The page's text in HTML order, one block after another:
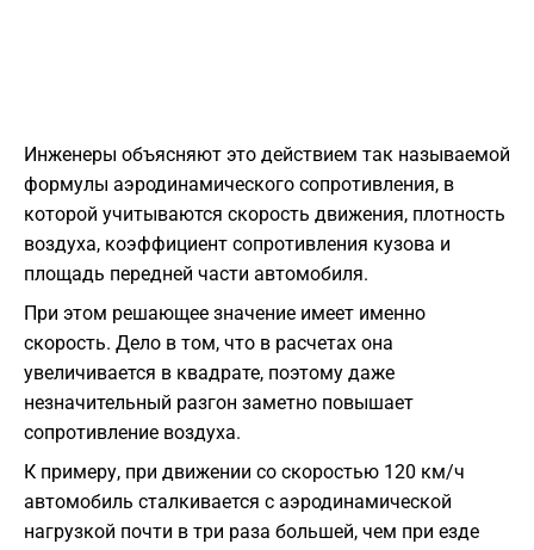
Инженеры объясняют это действием так называемой
формулы аэродинамического сопротивления, в
которой учитываются скорость движения, плотность
воздуха, коэффициент сопротивления кузова и
площадь передней части автомобиля.
При этом решающее значение имеет именно
скорость. Дело в том, что в расчетах она
увеличивается в квадрате, поэтому даже
незначительный разгон заметно повышает
сопротивление воздуха.
К примеру, при движении со скоростью 120 км/ч
автомобиль сталкивается с аэродинамической
нагрузкой почти в три раза большей, чем при езде